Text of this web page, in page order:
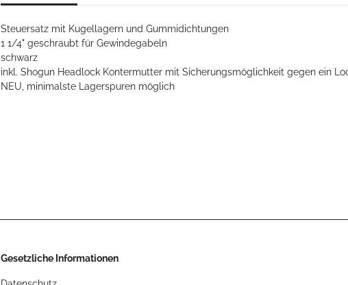
Steuersatz mit Kugellagern und Gummidichtungen
1 1/4" geschraubt für Gewindegabeln
schwarz
inkl. Shogun Headlock Kontermutter mit Sicherungsmöglichkeit gegen ein
NEU, minimalste Lagerspuren möglich
Gesetzliche Informationen